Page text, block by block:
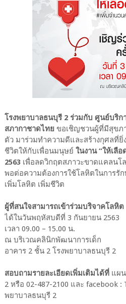
โรงพยาบาลธนบุรี 2 ร่วมกับ ศูนย์บริ
สภากาชาดไทย ขอเชิญชวนผู้ที่มีสุขภ
ตัว มาร่วมทำความดีและสร้างกุศลที่
ชีวิตให้กับเพื่อนมนุษย์ ในงาน “ให้เลื
2563 เพื่อลดวิกฤตสภาวะขาดแคลนโ
พอต่อความต้องการใช้โลหิตในการรั
เพิ่มโลหิต เพิ่มชีวิต
ผู้ที่สนใจสามารถเข้าร่วมบริจาคโลหิต
ได้ในวันพฤหัสบดีที่ 3 กันยายน 2563
เวลา 09.00 – 15.00 น.
ณ บริเวณคลินิกพัฒนาการเด็ก
อาคาร 2 ชั้น 2 โรงพยาบาลธนบุรี 2
สอบถามรายละเอียดเพิ่มเติมได้ที่ แผ
2 หรือ 02-487-2100 และ facebook
พยาบาลธนบุรี 2